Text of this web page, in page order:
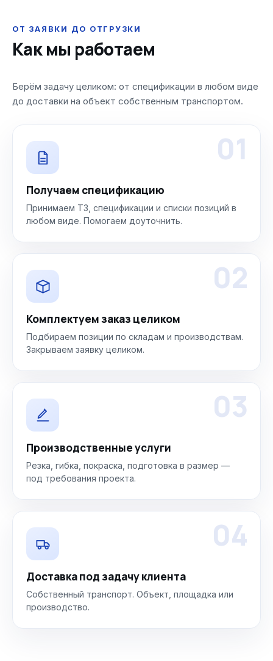
ОТ ЗАЯВКИ ДО ОТГРУЗКИ
Как мы работаем
Берём задачу целиком: от спецификации в любом виде
до доставки на объект собственным транспортом.
01
Получаем спецификацию
Принимаем ТЗ, спецификации и списки позиций в
любом виде. Помогаем доуточнить.
02
Комплектуем заказ целиком
Подбираем позиции по складам и производствам.
Закрываем заявку целиком.
03
Производственные услуги
Резка, гибка, покраска, подготовка в размер —
под требования проекта.
04
Доставка под задачу клиента
Собственный транспорт. Объект, площадка или
производство.